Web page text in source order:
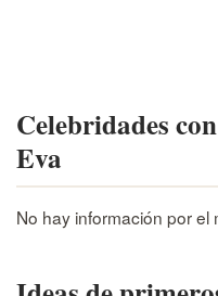
Celebridades
Eva
No hay información por el